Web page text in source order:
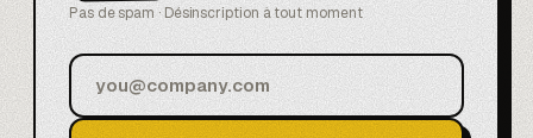
Pas de spam · Désinscription à tout moment